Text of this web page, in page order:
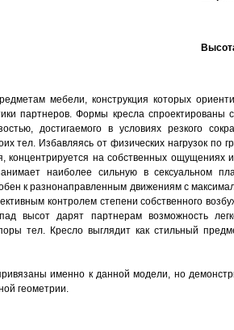
мебели, конструкция которых
партнеров. Формы кресла спроектированы
достигаемого в условиях резкого
тел. Избавляясь от физических нагрузок по
концентрируется на собственных ощущениях
наиболее сильную в сексуальном
к разнонаправленным движениям с
контролем степени собственного
высот дарят партнерам возможность
тел. Кресло выглядит как стильный
именно к данной модели, но
геометрии.